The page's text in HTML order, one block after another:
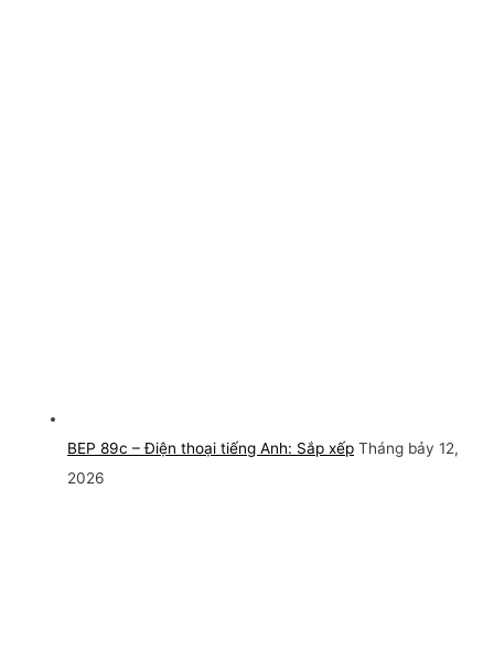
BEP 89c – Điện thoại tiếng Anh: Sắp xếp Tháng bảy 12,
2026